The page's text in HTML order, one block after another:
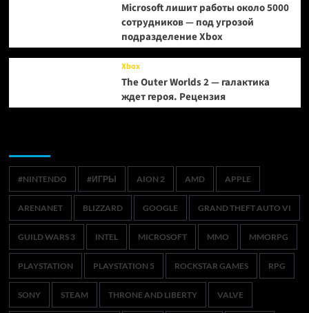
Microsoft лишит работы около 5000
сотрудников — под угрозой
подразделение Xbox
Xbox
The Outer Worlds 2 — галактика
ждет героя. Рецензия
#NINTENDO #ИГРЫ AION 2 AMD APPLE
ARENANET BLIZZARD GOOGLE GRAND THEFT AUTO VI
GUILD WARS 3 INTEL MICROSOFT MMO MMORPG
PLAYSTATION PLAYSTATION 5 ROCKSTAR GAMES RPG
SONY STEAM THRONE AND LIBERTY VALVE